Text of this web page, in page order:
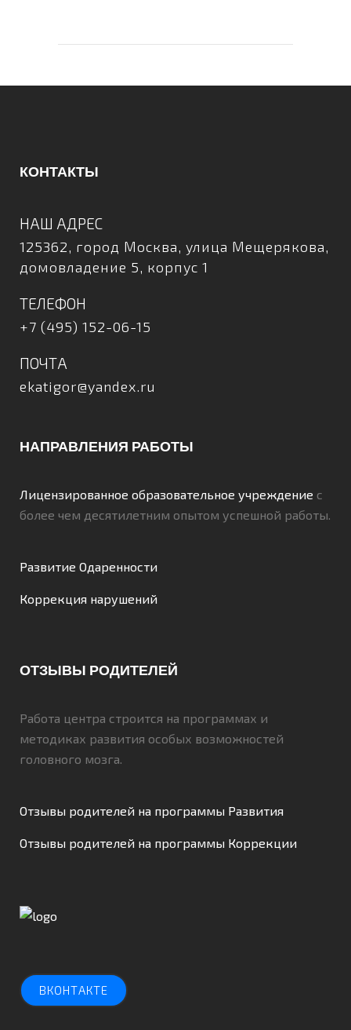
КОНТАКТЫ
НАШ АДРЕС
125362, город Москва, улица Мещерякова,
домовладение 5, корпус 1
ТЕЛЕФОН
+7 (495) 152-06-15
ПОЧТА
ekatigor@yandex.ru
НАПРАВЛЕНИЯ РАБОТЫ
Лицензированное образовательное учреждение с
более чем десятилетним опытом успешной работы.
Развитие Одаренности
Коррекция нарушений
ОТЗЫВЫ РОДИТЕЛЕЙ
Работа центра строится на программах и
методиках развития особых возможностей
головного мозга.
Отзывы родителей на программы Развития
Отзывы родителей на программы Коррекции
ВКОНТАКТЕ